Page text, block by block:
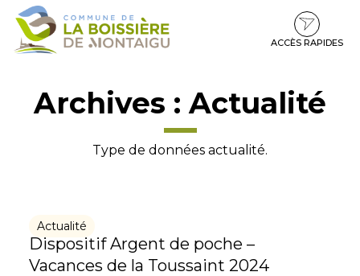
Gestion des traceurs
Aller
Aller
contenu
Aller
pied
ACCÈS RAPIDES
Archives :Actualité
Type de données actualité.
Actualité
Dispositif Argent de poche –
Vacances de la Toussaint 2024